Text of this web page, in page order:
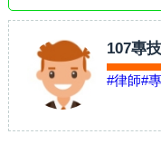
107專
#律師#